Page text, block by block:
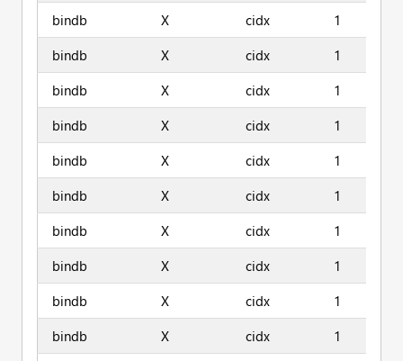
bindb
X cidx
1
bindb
X cidx
1
bindb
X cidx
1
bindb
X cidx
1
bindb
X cidx
1
bindb
X cidx
1
bindb
X cidx
1
bindb
X cidx
1
bindb
X cidx
1
bindb
X cidx
1